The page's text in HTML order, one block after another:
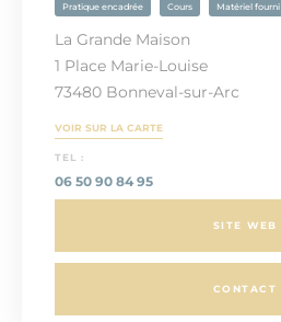
Pratique encadrée Cours Matériel fourni
La Grande Maison
1 Place Marie-Louise
73480 Bonneval-sur-Arc
VOIR SUR LA CARTE
TEL :
06 50 90 84 95
SITE WEB
CONTACT